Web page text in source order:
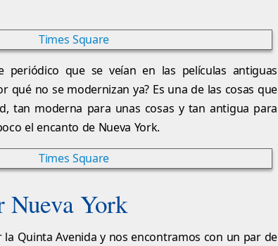
periódico que se veían en las películas antiguas
qué no se modernizan ya? Es una de las cosas que
tan moderna para unas cosas y tan antigua para
el encanto de Nueva York.
York
Quinta Avenida y nos encontramos con un par de